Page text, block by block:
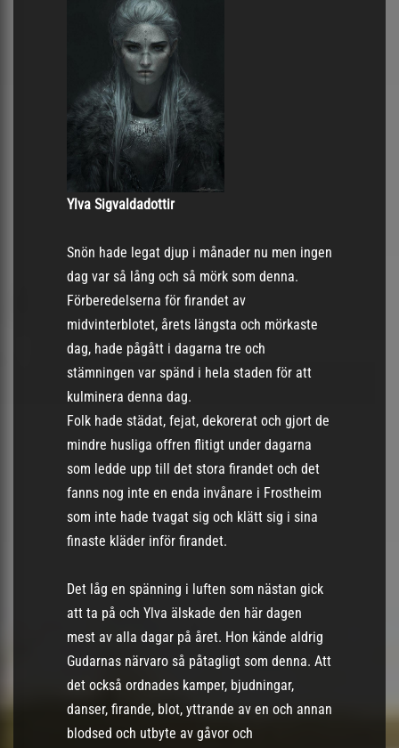
Ylva Sigvaldadottir
Snön hade legat djup i månader nu men ingen
dag var så lång och så mörk som denna.
Förberedelserna för firandet av
midvinterblotet, årets längsta och mörkaste
dag, hade pågått i dagarna tre och
stämningen var spänd i hela staden för att
kulminera denna dag.
Folk hade städat, fejat, dekorerat och gjort de
mindre husliga offren flitigt under dagarna
som ledde upp till det stora firandet och det
fanns nog inte en enda invånare i Frostheim
som inte hade tvagat sig och klätt sig i sina
finaste kläder inför firandet.
Det låg en spänning i luften som nästan gick
att ta på och Ylva älskade den här dagen
mest av alla dagar på året. Hon kände aldrig
Gudarnas närvaro så påtagligt som denna. Att
det också ordnades kamper, bjudningar,
danser, firande, blot, yttrande av en och annan
blodsed och utbyte av gåvor och